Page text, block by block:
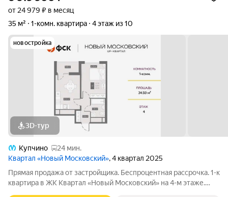
от 24 979 ₽ в месяц
35 м²
1-комн. квартира 4 этаж из 10
новостройка
3D-тур
Купчино
24 мин.
Квартал «Новый Московский», 4 квартал 2025
Прямая продажа от застройщика. Беспроцентная рассрочка. 1-к
квартира в ЖК Квартал «Новый Московский» на 4-м этаже.